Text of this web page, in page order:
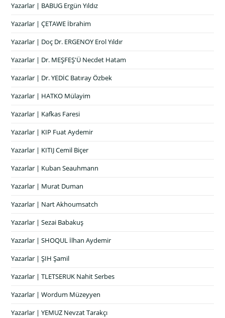
Yazarlar | BABUG Ergün Yıldız
Yazarlar | ÇETAWE İbrahim
Yazarlar | Doç Dr. ERGENOY Erol Yıldır
Yazarlar | Dr. MEŞFEŞ'Ü Necdet Hatam
Yazarlar | Dr. YEDİC Batıray Özbek
Yazarlar | HATKO Mülayim
Yazarlar | Kafkas Faresi
Yazarlar | KIP Fuat Aydemir
Yazarlar | KITIJ Cemil Biçer
Yazarlar | Kuban Seauhmann
Yazarlar | Murat Duman
Yazarlar | Nart Akhoumsatch
Yazarlar | Sezai Babakuş
Yazarlar | SHOQUL İlhan Aydemir
Yazarlar | ŞIH Şamil
Yazarlar | TLETSERUK Nahit Serbes
Yazarlar | Wordum Müzeyyen
Yazarlar | YEMUZ Nevzat Tarakçı